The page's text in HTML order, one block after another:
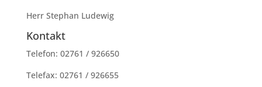
Herr Stephan Ludewig
Kontakt
Telefon: 02761 / 926650
Telefax: 02761 / 926655